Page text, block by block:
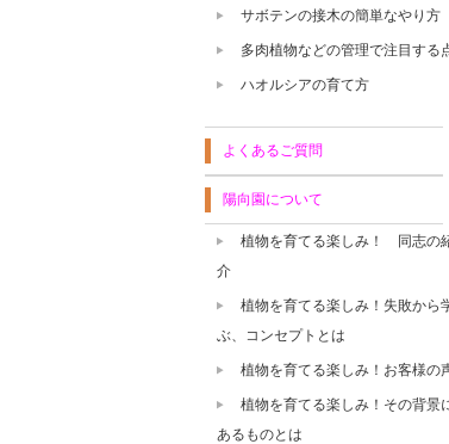
サボテンの接木の簡単なやり方
多肉植物などの管理で注目する
ハオルシアの育て方
よくあるご質問
陽向園について
植物を育てる楽しみ！ 同志の
介
植物を育てる楽しみ！失敗から
ぶ、コンセプトとは
植物を育てる楽しみ！お客様の
植物を育てる楽しみ！その背景
あるものとは